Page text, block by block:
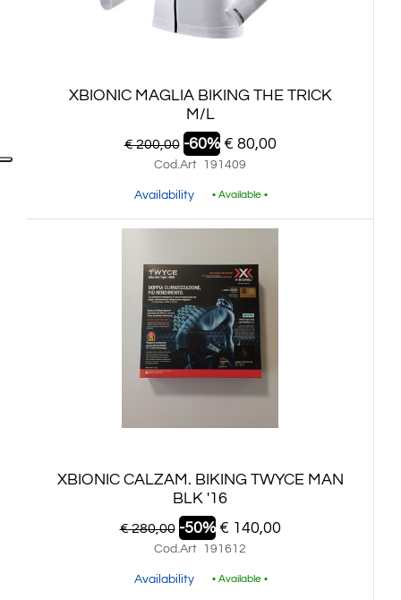
XBIONIC MAGLIA BIKING THE TRICK
M/L
€ 200,00 -60% € 80,00
Cod.Art 191409
Availability • Available •
XBIONIC CALZAM. BIKING TWYCE MAN
BLK '16
€ 280,00 -50% € 140,00
Cod.Art 191612
Availability • Available •